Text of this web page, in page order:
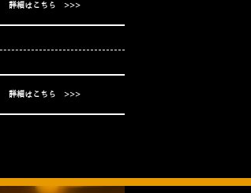
詳細はこちら >>>
詳細はこちら >>>